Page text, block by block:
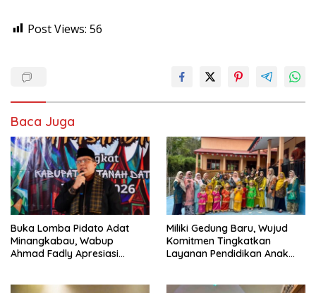
Post Views: 56
Baca Juga
Buka Lomba Pidato Adat
Minangkabau, Wabup
Ahmad Fadly Apresiasi
Miliki Gedung Baru, Wujud
Komitmen Tingkatkan
Layanan Pendidikan Anak